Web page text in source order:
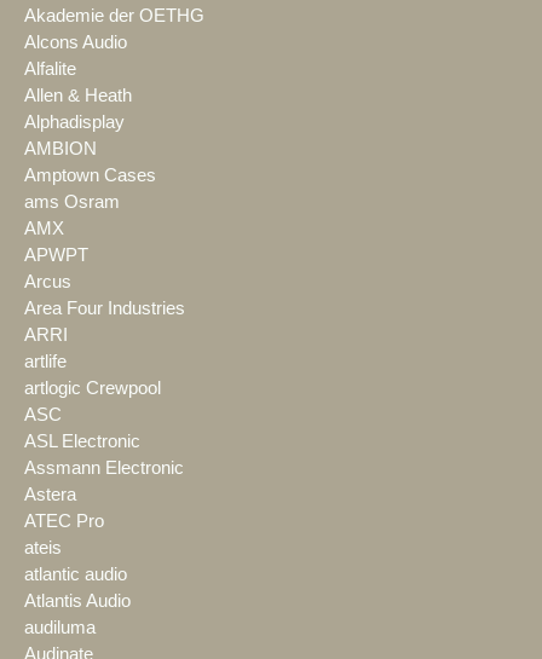
Akademie der OETHG
Alcons Audio
Alfalite
Allen & Heath
Alphadisplay
AMBION
Amptown Cases
ams Osram
AMX
APWPT
Arcus
Area Four Industries
ARRI
artlife
artlogic Crewpool
ASC
ASL Electronic
Assmann Electronic
Astera
ATEC Pro
ateis
atlantic audio
Atlantis Audio
audiluma
Audinate